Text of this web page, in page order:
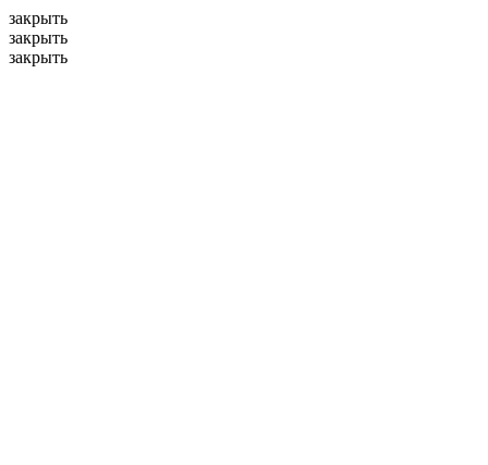
закрыть
закрыть
закрыть